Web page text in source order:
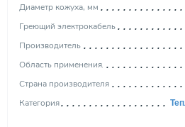
Диаметр кожуха, мм
Греющий электрокабель
Производитель
Область применения
Страна производителя
Категория